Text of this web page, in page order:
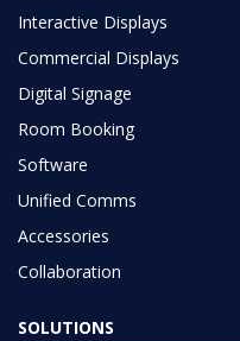
Interactive Displays
Commercial Displays
Digital Signage
Room Booking
Software
Unified Comms
Accessories
Collaboration
SOLUTIONS